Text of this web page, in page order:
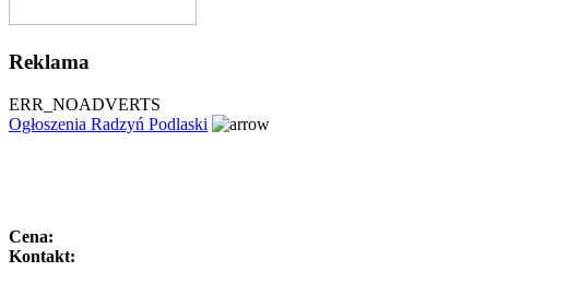
Reklama
ERR_NOADVERTS
Ogłoszenia Radzyń Podlaski
Cena:
Kontakt: